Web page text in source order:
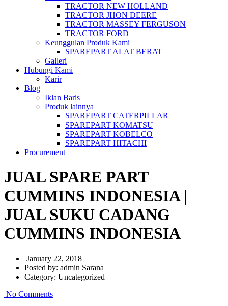
TRACTOR NEW HOLLAND
TRACTOR JHON DEERE
TRACTOR MASSEY FERGUSON
TRACTOR FORD
Keunggulan Produk Kami
SPAREPART ALAT BERAT
Galleri
Hubungi Kami
Karir
Blog
Iklan Baris
Produk lainnya
SPAREPART CATERPILLAR
SPAREPART KOMATSU
SPAREPART KOBELCO
SPAREPART HITACHI
Procurement
JUAL SPARE PART
CUMMINS INDONESIA |
JUAL SUKU CADANG
CUMMINS INDONESIA
January 22, 2018
Posted by: admin Sarana
Category: Uncategorized
No Comments